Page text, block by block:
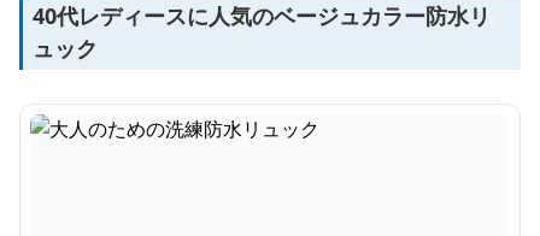
40代レディースに人気のベージュカラー防水リ
ュック